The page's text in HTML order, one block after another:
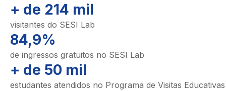
+ de 214 mil
visitantes do SESI Lab
84,9%
de ingressos gratuitos no SESI Lab
+ de 50 mil
estudantes atendidos no Programa de Visitas Educativas